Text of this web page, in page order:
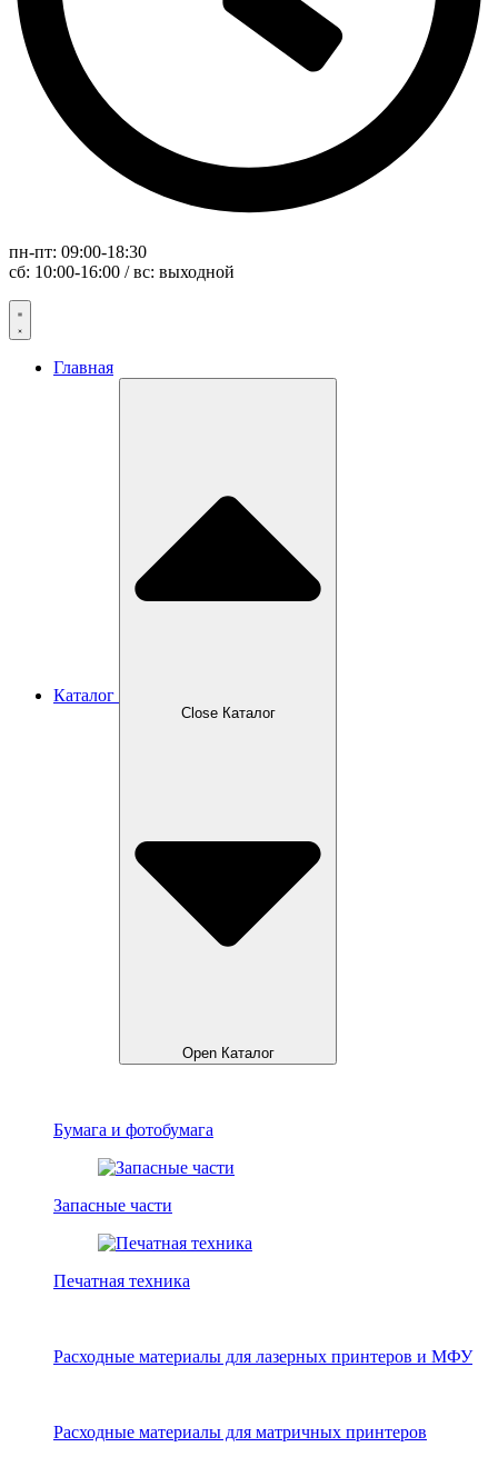
пн-пт: 09:00-18:30
сб: 10:00-16:00 / вс: выходной
Главная
Каталог
Close Каталог
Open Каталог
Бумага и фотобумага
Запасные части
Печатная техника
Расходные материалы для лазерных принтеров и МФУ
Расходные материалы для матричных принтеров